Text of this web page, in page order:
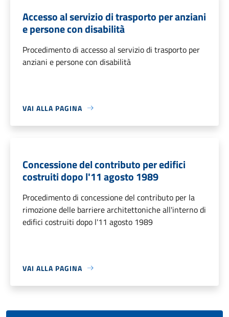
Accesso al servizio di trasporto per anziani
e persone con disabilità
Procedimento di accesso al servizio di trasporto per
anziani e persone con disabilità
VAI ALLA PAGINA
Concessione del contributo per edifici
costruiti dopo l'11 agosto 1989
Procedimento di concessione del contributo per la
rimozione delle barriere architettoniche all'interno di
edifici costruiti dopo l'11 agosto 1989
VAI ALLA PAGINA